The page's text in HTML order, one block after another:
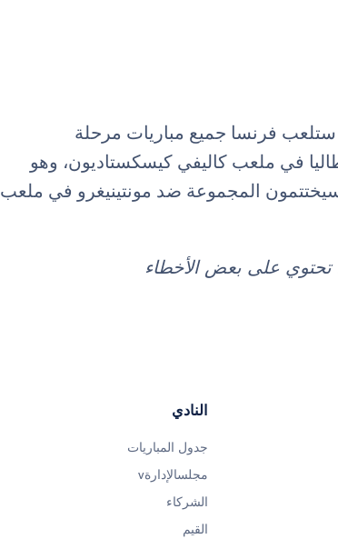
أوروبا تحت 17 سنة حيث ستلعب فرنسا جميع مباريات مرحلة
في ملعب كاليفي كيسكستاديون، وهو
سيختتمون المجموعة ضد مونتينيغرو في ملعب
تحتوي على بعض الأخطاء
النادي
جدول المباريات
مجلسالإدارةv
الشركاء
القيم